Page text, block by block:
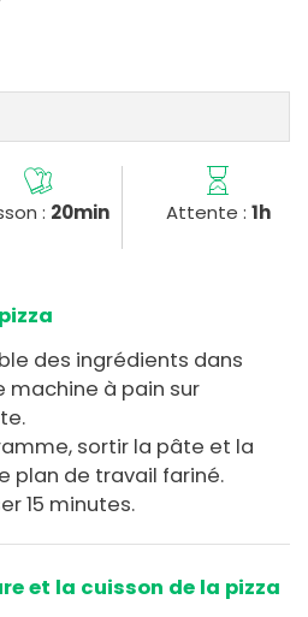
: 20min Attente : 1h
des ingrédients dans
machine à pain sur
sortir la pâte et la
plan de travail fariné.
15 minutes.
et la cuisson de la pizza